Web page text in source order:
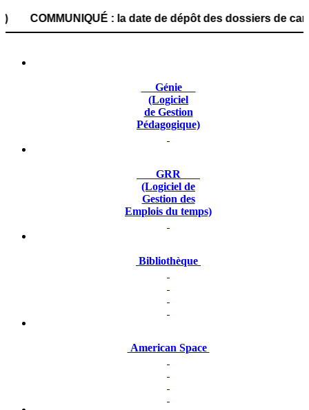
: la date de dépôt des dossiers de
Génie
(Logiciel
de Gestion
Pédagogique)
GRR
(Logiciel de
Gestion des
Emplois du temps)
Bibliothèque
American Space